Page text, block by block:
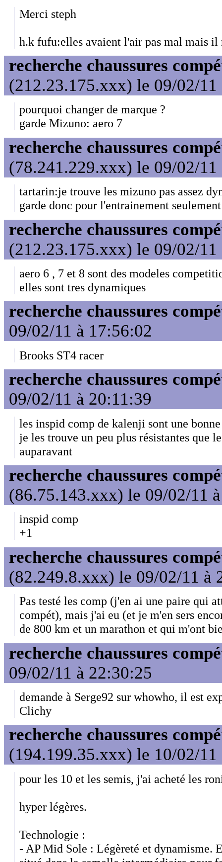
Merci steph
h.k fufu:elles avaient l'air pas mal mais il
recherche chaussures
(212.23.175.xxx) le 09/02/11
pourquoi changer de marque ?
garde Mizuno: aero 7
recherche chaussures
(78.241.229.xxx) le 09/02/11
tartarin:je trouve les mizuno pas assez
garde donc pour l'entrainement seulement
recherche chaussures
(212.23.175.xxx) le 09/02/11
aero 6 , 7 et 8 sont des modeles
elles sont tres dynamiques
recherche chaussures
09/02/11 à 17:56:02
Brooks ST4 racer
recherche chaussures
09/02/11 à 20:11:39
les inspid comp de kalenji sont une
je les trouve un peu plus résistantes que
auparavant
recherche chaussures
(86.75.143.xxx) le 09/02/11
inspid comp
+1
recherche chaussures
(82.249.8.xxx) le 09/02/11 à
Pas testé les comp (j'en ai une paire qui
compét), mais j'ai eu (et je m'en sers
de 800 km et un marathon et qui m'ont
recherche chaussures
09/02/11 à 22:30:25
demande à Serge92 sur whowho, il est
Clichy
recherche chaussures
(194.199.35.xxx) le 10/02/11
pour les 10 et les semis, j'ai acheté les
hyper légères.
Technologie :
- AP Mid Sole : Légèreté et dynamisme.